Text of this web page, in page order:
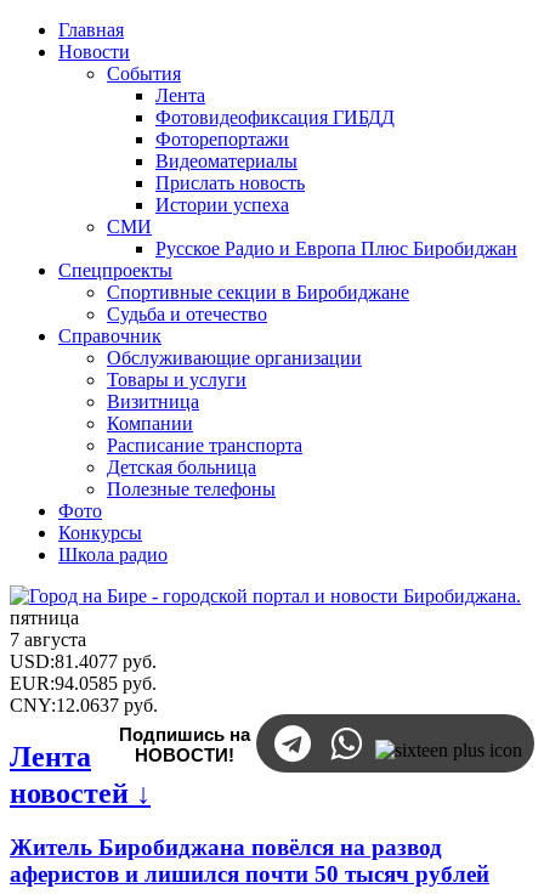
Главная
Новости
События
Лента
Фотовидеофиксация ГИБДД
Фоторепортажи
Видеоматериалы
Прислать новость
Истории успеха
СМИ
Русское Радио и Европа Плюс Биробиджан
Спецпроекты
Спортивные секции в Биробиджане
Судьба и отечество
Справочник
Обслуживающие организации
Товары и услуги
Визитница
Компании
Расписание транспорта
Детская больница
Полезные телефоны
Фото
Конкурсы
Школа радио
пятница
7 августа
USD:81.4077 руб.
EUR:94.0585 руб.
CNY:12.0637 руб.
Подпишись на
НОВОСТИ!
Лента
новостей ↓
Житель Биробиджана повёлся на развод
аферистов и лишился почти 50 тысяч рублей